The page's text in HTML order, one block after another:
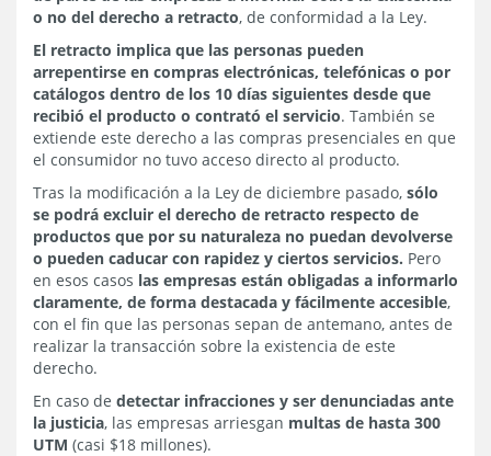
o no del derecho a retracto, de conformidad a la Ley.
El retracto implica que las personas pueden
arrepentirse en compras electrónicas, telefónicas o por
catálogos dentro de los 10 días siguientes desde que
recibió el producto o contrató el servicio. También se
extiende este derecho a las compras presenciales en que
el consumidor no tuvo acceso directo al producto.
Tras la modificación a la Ley de diciembre pasado, sólo
se podrá excluir el derecho de retracto respecto de
productos que por su naturaleza no puedan devolverse
o pueden caducar con rapidez y ciertos servicios. Pero
en esos casos las empresas están obligadas a informarlo
claramente, de forma destacada y fácilmente accesible,
con el fin que las personas sepan de antemano, antes de
realizar la transacción sobre la existencia de este
derecho.
En caso de detectar infracciones y ser denunciadas ante
la justicia, las empresas arriesgan multas de hasta 300
UTM (casi $18 millones).